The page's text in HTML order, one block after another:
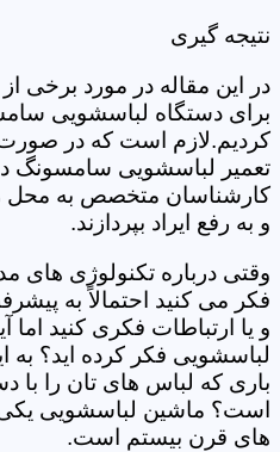
نتیجه گیری
در این مقاله در مورد برخی
برای دستگاه لباسشویی
کردیم.لازم است که در
تعمیر لباسشویی سامسونگ
کارشناسان متخصص به محل
و به رفع ایراد بپردازند.
وقتی درباره تکنولوژی های
فکر می کنید احتمالاً به
و یا ارتباطات فکری کنید اما
لباسشویی فکر کرده اید؟ به
باری که لباس های تان را
است؟ ماشین لباسشویی یکی
های قرن بیستم است.